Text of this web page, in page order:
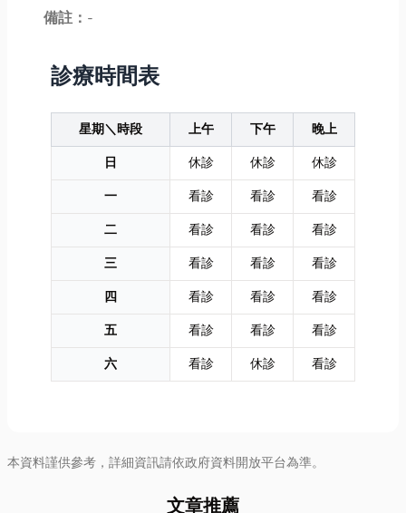
備註： -
診療時間表
星期＼時段 上午 下午
晚上
日
休診 休診
休診
一
看診 看診
看診
二
看診 看診
看診
三
看診 看診
看診
四
看診 看診
看診
五
看診 看診
看診
六
看診 休診 看診
本資料謹供參考，詳細資訊請依政府資料開放平台為準。
文章推薦